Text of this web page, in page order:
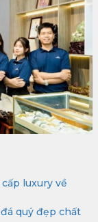
luxury về
quý đẹp chất